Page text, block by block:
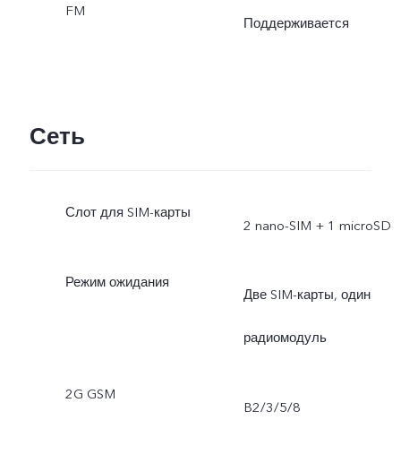
FM
Поддерживается
Сеть
Слот для SIM-карты
2 nano-SIM + 1 microSD
Режим ожидания
Две SIM-карты, один
радиомодуль
2G GSM
B2/3/5/8